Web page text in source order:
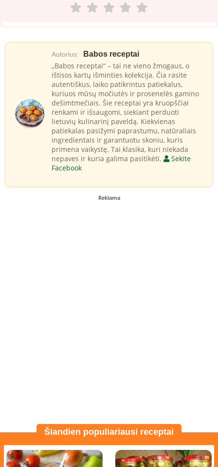
Autorius: Babos receptai
„Babos receptai“ – tai ne vieno žmogaus, o
ištisos kartų išminties kolekcija. Čia rasite
autentiškus, laiko patikrintus patiekalus,
kuriuos mūsų močiutės ir prosenelės gamino
dešimtmečiais. Šie receptai yra kruopščiai
renkami ir išsaugomi, siekiant perduoti
lietuvių kulinarinį paveldą. Kiekvienas
patiekalas pasižymi paprastumu, natūraliais
ingredientais ir garantuotu skoniu, kuris
primena vaikystę. Tai klasika, kuri niekada
nepaves ir kuria galima pasitikėti.
Sekite
Facebook
Reklama
Šiandien populiariausi receptai